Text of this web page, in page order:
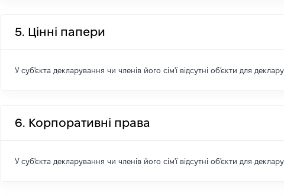
5. Цінні папери
У суб'єкта декларування чи членів його сім'ї відсутні об'єкти для
6. Корпоративні права
У суб'єкта декларування чи членів його сім'ї відсутні об'єкти для